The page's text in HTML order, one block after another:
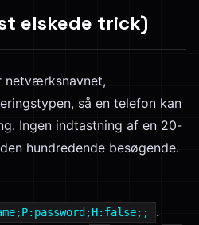
elskede trick)
netværksnavnet,
så en telefon kan
Ingen indtastning af en 20-
hundredende besøgende.
.